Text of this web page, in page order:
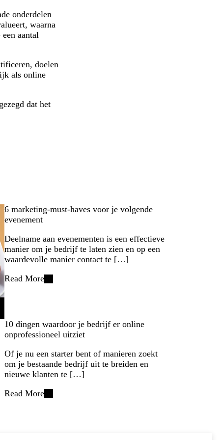
onderdelen
waarna
aantal
doelen
als online
dat het
6 marketing-must-haves voor je volgende
evenement
Deelname aan evenementen is een effectieve
manier om je bedrijf te laten zien en op een
waardevolle manier contact te […]
Read More
10 dingen waardoor je bedrijf er online
onprofessioneel uitziet
Of je nu een starter bent of manieren zoekt
om je bestaande bedrijf uit te breiden en
nieuwe klanten te […]
Read More